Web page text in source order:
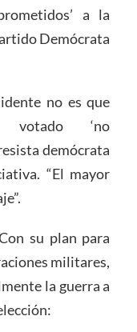
a la
Demócrata
no es que
votado ‘no
demócrata
“El mayor
su plan para
militares,
la guerra a